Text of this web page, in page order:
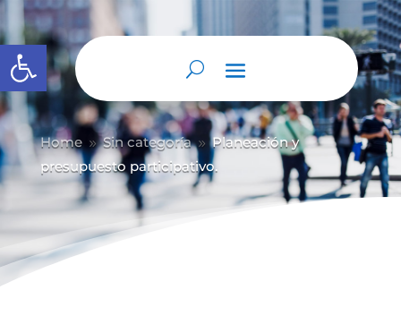
Abrir barra de herramientas
Home 9 Sin categoría 9 Planeación y
presupuesto participativo.